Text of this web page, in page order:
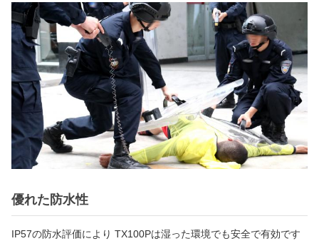
優れた防水性
IP57の防水評価により TX100Pは湿った環境でも安全で有効です